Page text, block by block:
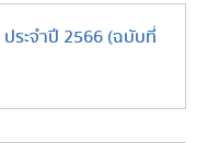
ระจำปี 2566 (ฉบับที่